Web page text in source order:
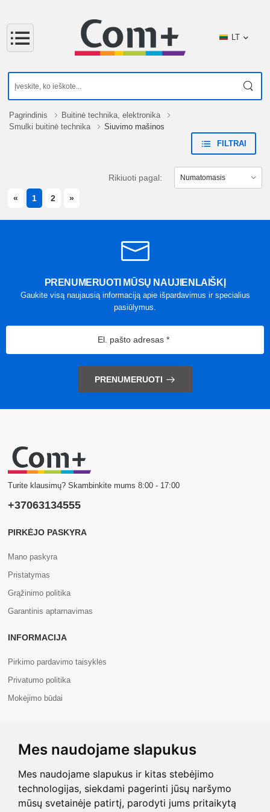
Mes naudojame slapukus
Mes naudojame slapukus ir kitas stebėjimo
technologijas, siekdami pagerinti jūsų naršymo
mūsų svetainėje patirtį, parodyti jums pritaikytą
LT
Pagrindinis
Buitinė technika, elektronika
Smulki buitinė technika
Siuvimo mašinos
FILTRAI
Rikiuoti pagal:
« PREVIOUS
1 2 »NEXT
PRENUMERUOTI MŪSŲ NAUJIENLAIŠKĮ
Gaukite visą naujausią informaciją apie išpardavimus ir specialius
pasiūlymus.
PRENUMERUOTI
Turite klausimų? Skambinkite mums 8:00 - 17:00
+37063134555
PIRKĖJO PASKYRA
Mano paskyra
Pristatymas
Grąžinimo politika
Garantinis aptarnavimas
INFORMACIJA
Pirkimo pardavimo taisyklės
Privatumo politika
Mokėjimo būdai
Apie mus